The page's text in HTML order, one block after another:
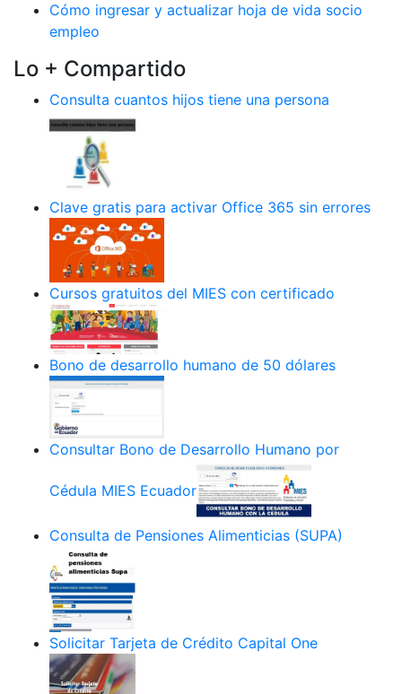
Cómo ingresar y actualizar hoja de vida socio
empleo
Lo + Compartido
Consulta cuantos hijos tiene una persona
Clave gratis para activar Office 365 sin errores
Cursos gratuitos del MIES con certificado
Bono de desarrollo humano de 50 dólares
Consultar Bono de Desarrollo Humano por
Cédula MIES Ecuador
Consulta de Pensiones Alimenticias (SUPA)
Solicitar Tarjeta de Crédito Capital One